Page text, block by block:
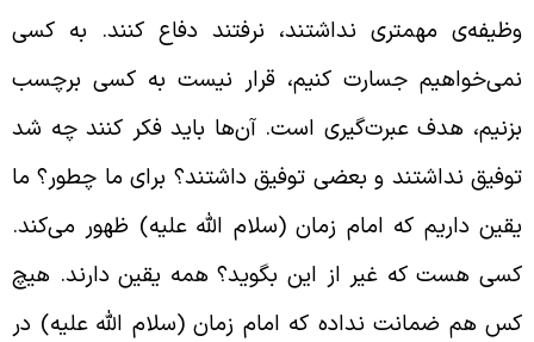
مهمتری نداشتند، نرفتند دفاع کنند. به کسی
جسارت کنیم، قرار نیست به کسی برچسب
هدف عبرت‌گیری است. آن‌ها باید فکر کنند چه شد
نداشتند و بعضی‌ توفیق داشتند؟ برای ما چطور؟ ما
داریم که امام زمان (سلام الله علیه) ظهور می‌کند.
هست که غیر از این بگوید؟ همه یقین دارند. هیچ
هم ضمانت نداده که امام زمان (سلام الله علیه) در